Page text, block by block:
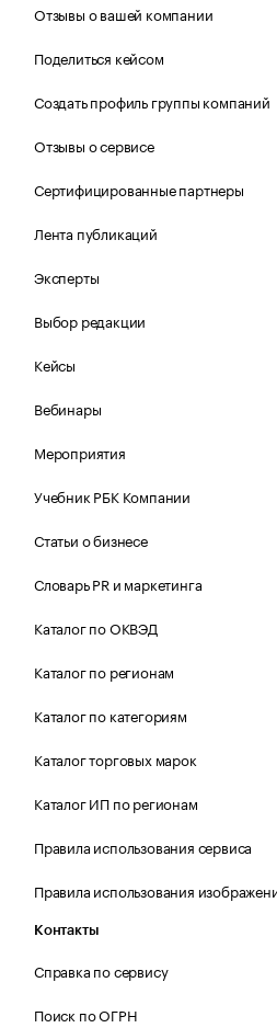
Отзывы о вашей компании
Поделиться кейсом
Создать профиль группы компаний
Отзывы о сервисе
Сертифицированные партнеры
Лента публикаций
Эксперты
Выбор редакции
Кейсы
Вебинары
Мероприятия
Учебник РБК Компании
Статьи о бизнесе
Словарь PR и маркетинга
Каталог по ОКВЭД
Каталог по регионам
Каталог по категориям
Каталог торговых марок
Каталог ИП по регионам
Правила использования сервиса
Правила использования
Контакты
Справка по сервису
Поиск по ОГРН